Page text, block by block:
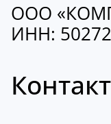
ООО
ИНН: